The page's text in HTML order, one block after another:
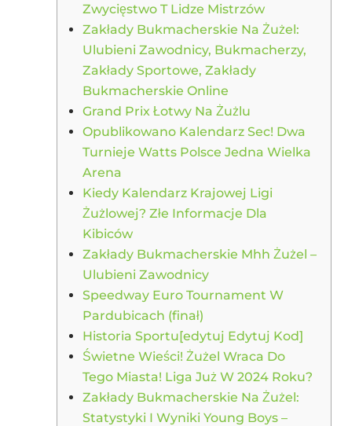
Zwycięstwo T Lidze Mistrzów
Zakłady Bukmacherskie Na Żużel:
Ulubieni Zawodnicy, Bukmacherzy,
Zakłady Sportowe, Zakłady
Bukmacherskie Online
Grand Prix Łotwy Na Żużlu
Opublikowano Kalendarz Sec! Dwa
Turnieje Watts Polsce Jedna Wielka
Arena
Kiedy Kalendarz Krajowej Ligi
Żużlowej? Złe Informacje Dla
Kibiców
Zakłady Bukmacherskie Mhh Żużel –
Ulubieni Zawodnicy
Speedway Euro Tournament W
Pardubicach (finał)
Historia Sportu[edytuj Edytuj Kod]
Świetne Wieści! Żużel Wraca Do
Tego Miasta! Liga Już W 2024 Roku?
Zakłady Bukmacherskie Na Żużel:
Statystyki I Wyniki Young Boys –